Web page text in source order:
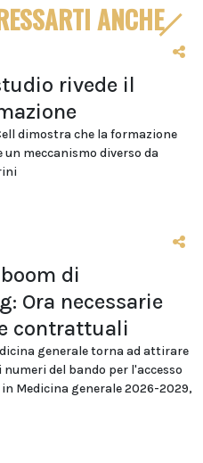
ANCHE
rivede il
dimostra che la formazione
meccanismo diverso da
di
Ora necessarie
contrattuali
generale torna ad attirare
del bando per l'accesso
Medicina generale 2026-2029,